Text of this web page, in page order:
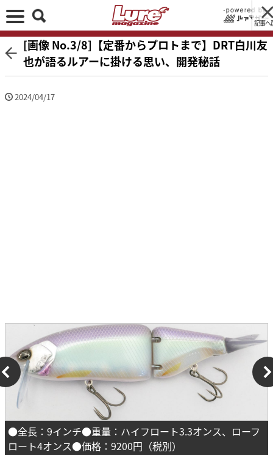
記事へ
[画像 No.3/8]【定番からプロトまで】DRT白川友
也が語るルアーに掛ける思い、開発秘話
2024/04/17
●全長：9インチ●重量：ハイフロート3.3オンス、ローフ
ロート4オンス●価格：9200円（税別）